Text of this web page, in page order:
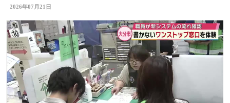
PRで集客図る 大分
2026年07月21日